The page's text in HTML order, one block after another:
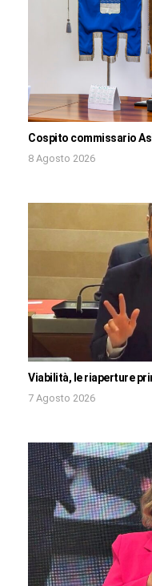
Cospito commissario
8 Agosto 2026
Viabilità, le riaperture
7 Agosto 2026